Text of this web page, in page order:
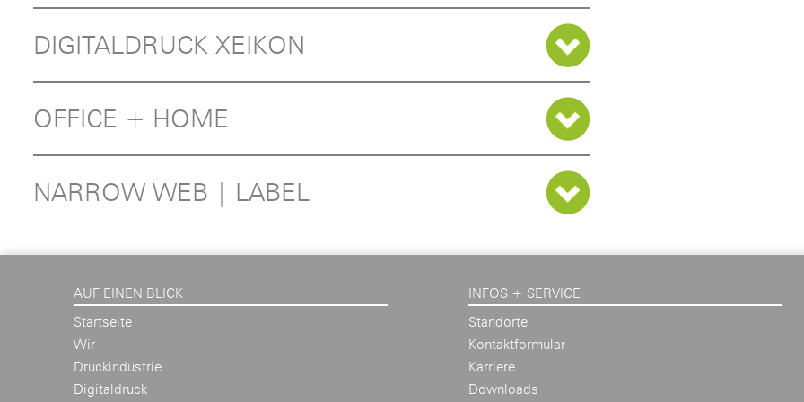
DIGITALDRUCK XEIKON
OFFICE + HOME
NARROW WEB | LABEL
AUF EINEN BLICK
Startseite
Wir
Druckindustrie
Digitaldruck
INFOS + SERVICE
Standorte
Kontaktformular
Karriere
Downloads